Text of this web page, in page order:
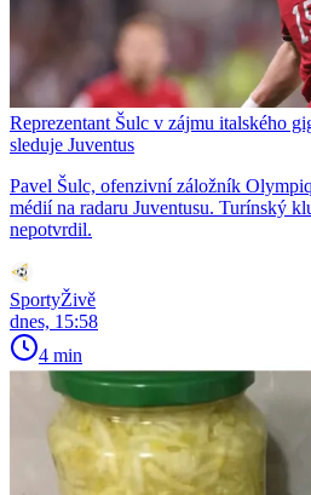
Reprezentant Šulc v zájmu italského
sleduje Juventus
Pavel Šulc, ofenzivní záložník
médií na radaru Juventusu. Turínský
nepotvrdil.
SportyŽivě
dnes, 15:58
4 min